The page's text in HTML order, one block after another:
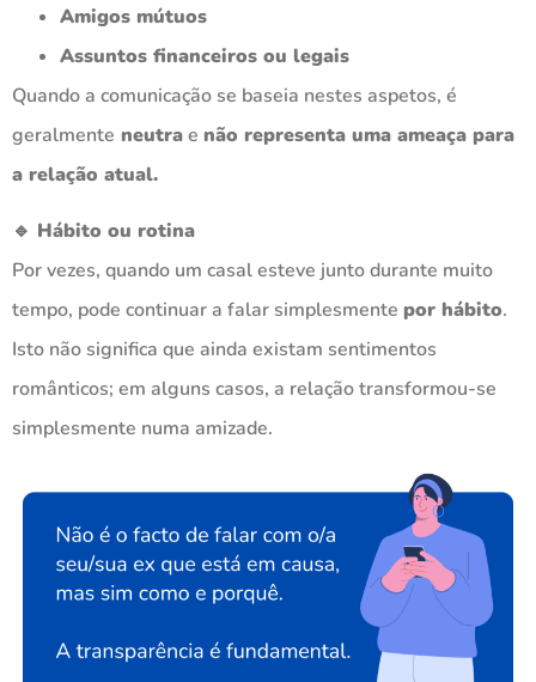
Amigos mútuos
Assuntos financeiros ou legais
Quando a comunicação se baseia nestes aspetos, é
geralmente neutrae não representa uma ameaça para
a relação atual.
🔹 Hábito ou rotina
Por vezes, quando um casal esteve junto durante muito
tempo, pode continuar a falar simplesmente por hábito.
Isto não significa que ainda existam sentimentos
românticos; em alguns casos, a relação transformou-se
simplesmente numa amizade.